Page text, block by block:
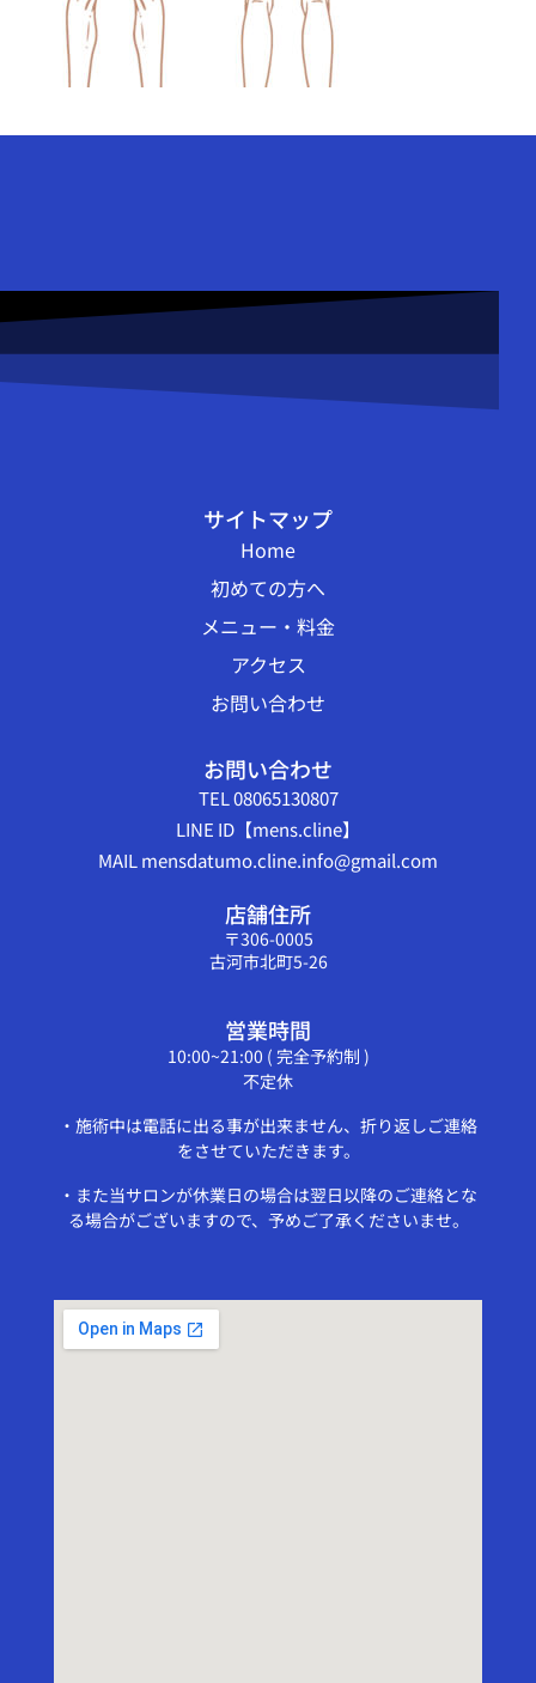
サイトマップ
Home
初めての方へ
メニュー・料金
アクセス
お問い合わせ
お問い合わせ
TEL 08065130807
LINE ID【mens.cline】
MAIL mensdatumo.cline.info@gmail.com
店舗住所
〒306-0005
古河市北町5-26
営業時間
10:00~21:00 ( 完全予約制 )
不定休
・施術中は電話に出る事が出来ません、折り返しご連絡
をさせていただきます。
・また当サロンが休業日の場合は翌日以降のご連絡とな
る場合がございますので、予めご了承くださいませ。